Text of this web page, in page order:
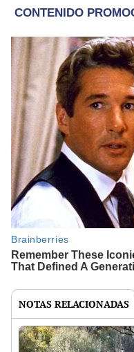
NOTAS RELACIONADAS